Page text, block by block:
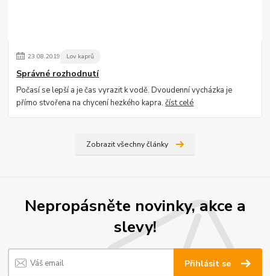
23.08.2019 Lov kaprů
Správné rozhodnutí
Počasí se lepší a je čas vyrazit k vodě. Dvoudenní vycházka je
přímo stvořena na chycení hezkého kapra.číst celé
Zobrazit všechny články
Nepropásněte novinky, akce a
slevy!
Přihlásit se